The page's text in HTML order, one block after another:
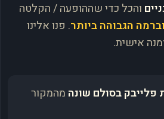
והכל כדי שההופעה / הקלטה
הגבוהה ביותר. פנו אלינו
אישית.
בסולם שונה מהמקור